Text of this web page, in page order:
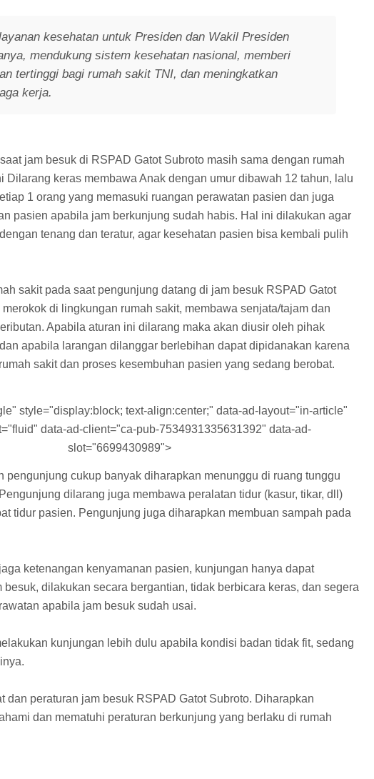
kesehatan untuk Presiden dan Wakil Presiden
mendukung sistem kesehatan nasional, memberi
tertinggi bagi rumah sakit TNI, dan meningkatkan
kerja.
jam besuk di RSPAD Gatot Subroto masih sama dengan rumah
Dilarang keras membawa Anak dengan umur dibawah 12 tahun, lalu
1 orang yang memasuki ruangan perawatan pasien dan juga
pasien apabila jam berkunjung sudah habis. Hal ini dilakukan agar
tenang dan teratur, agar kesehatan pasien bisa kembali pulih
sakit pada saat pengunjung datang di jam besuk RSPAD Gatot
di lingkungan rumah sakit, membawa senjata/tajam dan
Apabila aturan ini dilarang maka akan diusir oleh pihak
apabila larangan dilanggar berlebihan dapat dipidanakan karena
sakit dan proses kesembuhan pasien yang sedang berobat.
style="display:block; text-align:center;" data-ad-layout="in-article"
data-ad-client="ca-pub-7534931335631392" data-ad-
slot="6699430989">
pengunjung cukup banyak diharapkan menunggu di ruang tunggu
dilarang juga membawa peralatan tidur (kasur, tikar, dll)
tidur pasien. Pengunjung juga diharapkan membuan sampah pada
ketenangan kenyamanan pasien, kunjungan hanya dapat
dilakukan secara bergantian, tidak berbicara keras, dan segera
apabila jam besuk sudah usai.
kunjungan lebih dulu apabila kondisi badan tidak fit, sedang
dan peraturan jam besuk RSPAD Gatot Subroto. Diharapkan
dan mematuhi peraturan berkunjung yang berlaku di rumah